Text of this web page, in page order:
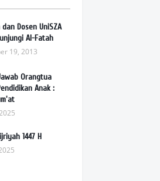
Dosen UniSZA
Al-Fatah
19, 2013
Orangtua
Anak :
1447 H